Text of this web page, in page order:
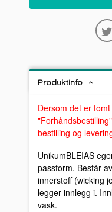
Produktinfo
Dersom det er
bestilling og
UnikumBLEIAS
passform. Består
innerstoff (wicking
legger innlegg i.
vask.